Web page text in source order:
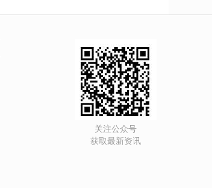
关注公众号
获取最新资讯